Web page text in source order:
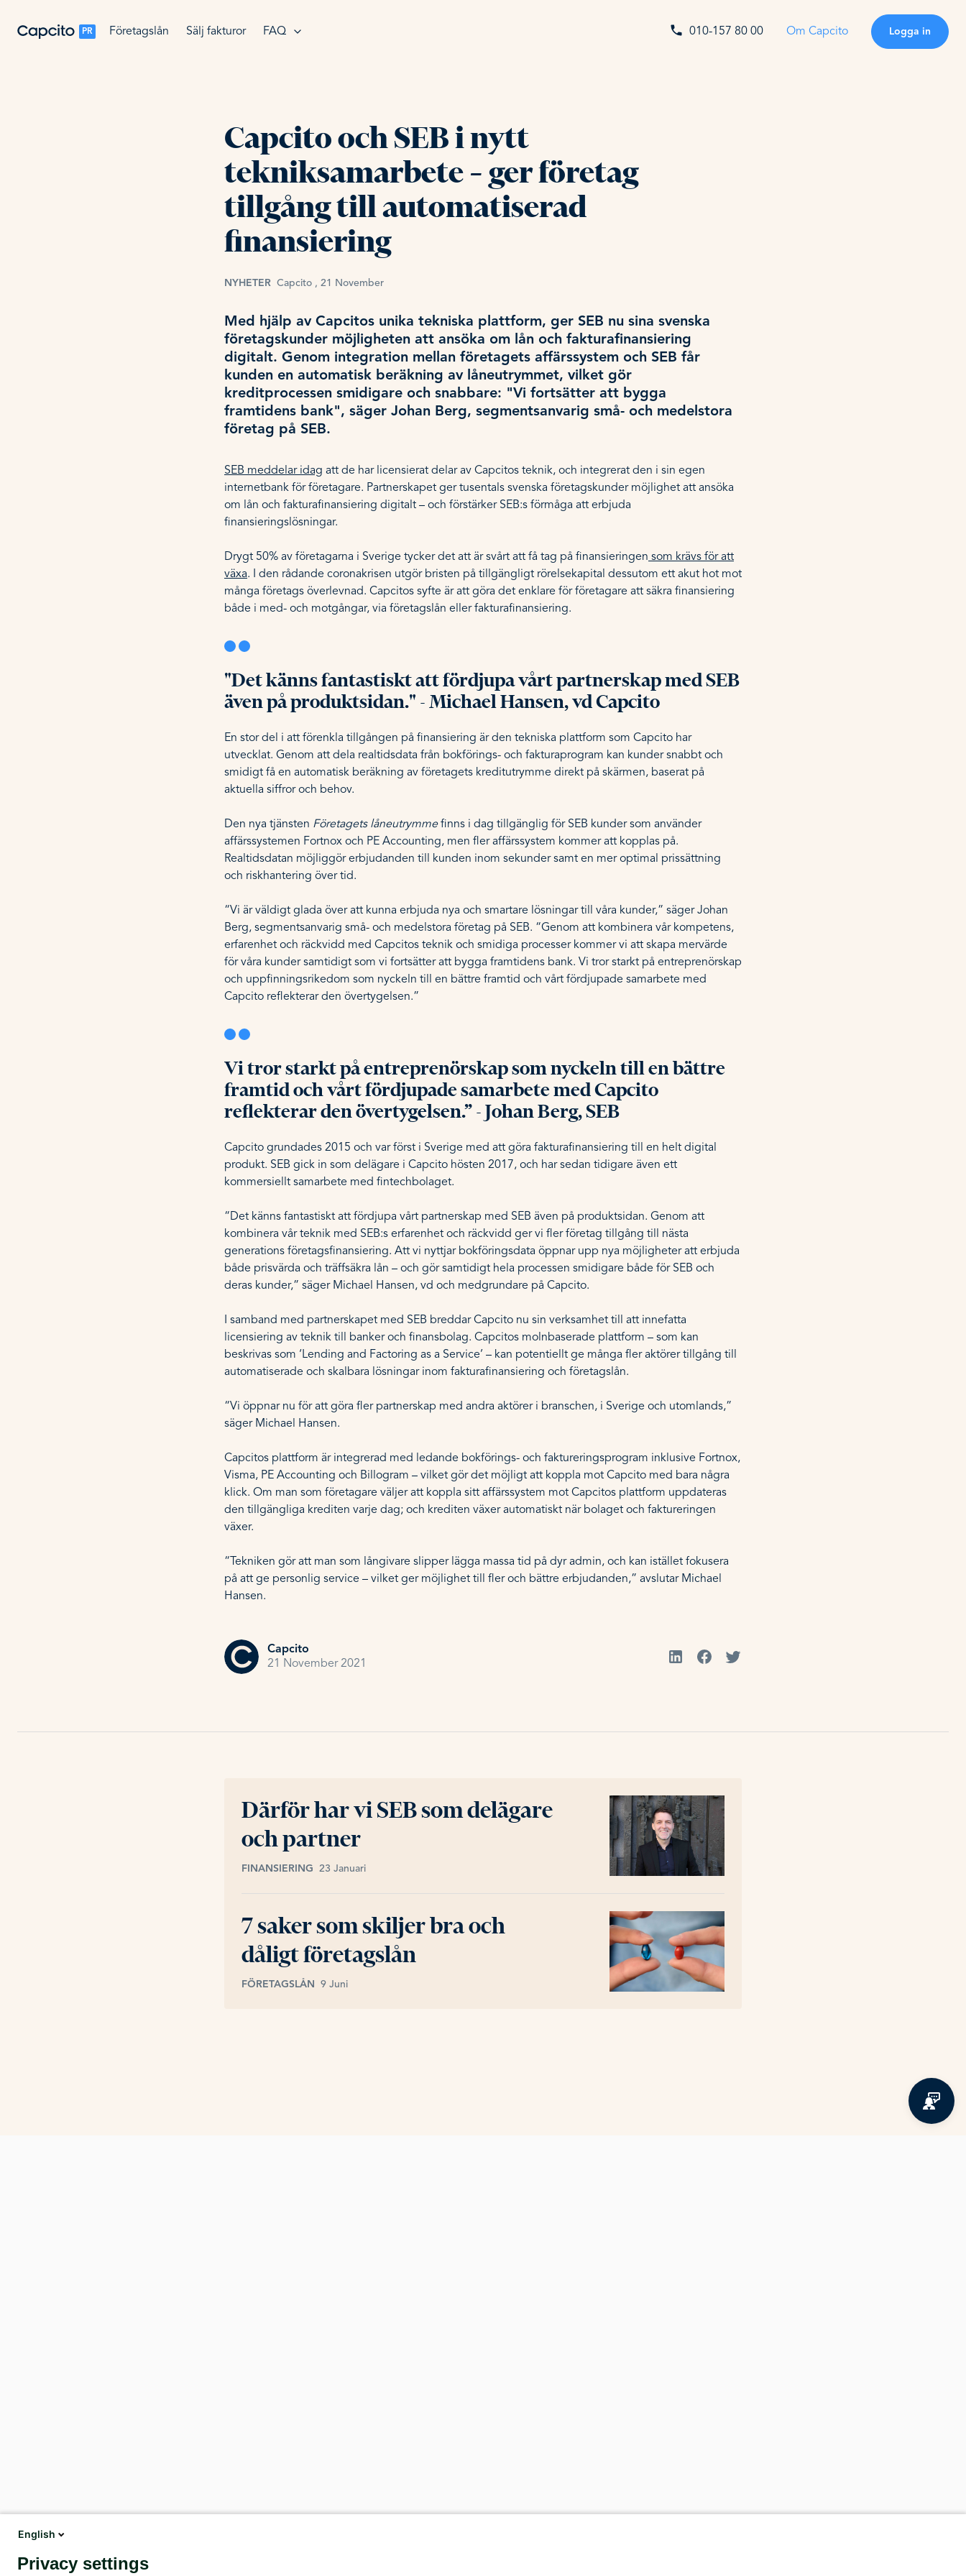
PR Företagslån Sälj fakturor FAQ 010-157 80 00 Om Capcito Logga in
Capcito och SEB i nytt
tekniksamarbete – ger företag
tillgång till automatiserad
finansiering
NYHETER Capcito , 21 November
Med hjälp av Capcitos unika tekniska plattform, ger SEB nu sina svenska
företagskunder möjligheten att ansöka om lån och fakturafinansiering
digitalt. Genom integration mellan företagets affärssystem och SEB får
kunden en automatisk beräkning av låneutrymmet, vilket gör
kreditprocessen smidigare och snabbare: "Vi fortsätter att bygga
framtidens bank", säger Johan Berg, segmentsanvarig små- och medelstora
företag på SEB.
SEB meddelar idag att de har licensierat delar av Capcitos teknik, och integrerat den i sin egen
internetbank för företagare. Partnerskapet ger tusentals svenska företagskunder möjlighet att ansöka
om lån och fakturafinansiering digitalt – och förstärker SEB:s förmåga att erbjuda
finansieringslösningar.
Drygt 50% av företagarna i Sverige tycker det att är svårt att få tag på finansieringen som krävs för att
växa. I den rådande coronakrisen utgör bristen på tillgängligt rörelsekapital dessutom ett akut hot mot
många företags överlevnad. Capcitos syfte är att göra det enklare för företagare att säkra finansiering
både i med- och motgångar, via företagslån eller fakturafinansiering.
"Det känns fantastiskt att fördjupa vårt partnerskap med SEB
även på produktsidan." - Michael Hansen, vd Capcito
En stor del i att förenkla tillgången på finansiering är den tekniska plattform som Capcito har
utvecklat. Genom att dela realtidsdata från bokförings- och fakturaprogram kan kunder snabbt och
smidigt få en automatisk beräkning av företagets kreditutrymme direkt på skärmen, baserat på
aktuella siffror och behov.
Den nya tjänsten Företagets låneutrymmefinns i dag tillgänglig för SEB kunder som använder
affärssystemen Fortnox och PE Accounting, men fler affärssystem kommer att kopplas på.
Realtidsdatan möjliggör erbjudanden till kunden inom sekunder samt en mer optimal prissättning
och riskhantering över tid.
“Vi är väldigt glada över att kunna erbjuda nya och smartare lösningar till våra kunder,” säger Johan
Berg, segmentsanvarig små- och medelstora företag på SEB. “Genom att kombinera vår kompetens,
erfarenhet och räckvidd med Capcitos teknik och smidiga processer kommer vi att skapa mervärde
för våra kunder samtidigt som vi fortsätter att bygga framtidens bank. Vi tror starkt på entreprenörskap
och uppfinningsrikedom som nyckeln till en bättre framtid och vårt fördjupade samarbete med
Capcito reflekterar den övertygelsen.”
Vi tror starkt på entreprenörskap som nyckeln till en bättre
framtid och vårt fördjupade samarbete med Capcito
reflekterar den övertygelsen.” - Johan Berg, SEB
Capcito grundades 2015 och var först i Sverige med att göra fakturafinansiering till en helt digital
produkt. SEB gick in som delägare i Capcito hösten 2017, och har sedan tidigare även ett
kommersiellt samarbete med fintechbolaget.
“Det känns fantastiskt att fördjupa vårt partnerskap med SEB även på produktsidan. Genom att
kombinera vår teknik med SEB:s erfarenhet och räckvidd ger vi fler företag tillgång till nästa
generations företagsfinansiering. Att vi nyttjar bokföringsdata öppnar upp nya möjligheter att erbjuda
både prisvärda och träffsäkra lån – och gör samtidigt hela processen smidigare både för SEB och
deras kunder,” säger Michael Hansen, vd och medgrundare på Capcito.
I samband med partnerskapet med SEB breddar Capcito nu sin verksamhet till att innefatta
licensiering av teknik till banker och finansbolag. Capcitos molnbaserade plattform – som kan
beskrivas som ‘Lending and Factoring as a Service’ – kan potentiellt ge många fler aktörer tillgång till
automatiserade och skalbara lösningar inom fakturafinansiering och företagslån.
“Vi öppnar nu för att göra fler partnerskap med andra aktörer i branschen, i Sverige och utomlands,”
säger Michael Hansen.
Capcitos plattform är integrerad med ledande bokförings- och faktureringsprogram inklusive Fortnox,
Visma, PE Accounting och Billogram – vilket gör det möjligt att koppla mot Capcito med bara några
klick. Om man som företagare väljer att koppla sitt affärssystem mot Capcitos plattform uppdateras
den tillgängliga krediten varje dag; och krediten växer automatiskt när bolaget och faktureringen
växer.
“Tekniken gör att man som långivare slipper lägga massa tid på dyr admin, och kan istället fokusera
på att ge personlig service – vilket ger möjlighet till fler och bättre erbjudanden,” avslutar Michael
Hansen.
Capcito
21 November 2021
Därför har vi SEB som delägare
och partner
FINANSIERING 23 Januari
7 saker som skiljer bra och
dåligt företagslån
FÖRETAGSLÅN 9 Juni
English
Privacy settings